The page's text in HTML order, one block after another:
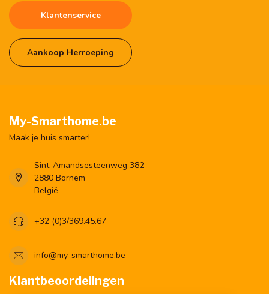
Klantenservice
Aankoop Herroeping
My-Smarthome.be
Maak je huis smarter!
Sint-Amandsesteenweg 382
2880 Bornem
België
+32 (0)3/369.45.67
info@my-smarthome.be
Klantbeoordelingen